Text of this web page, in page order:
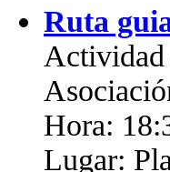
Ruta
Actividad
Hora:
Lugar: